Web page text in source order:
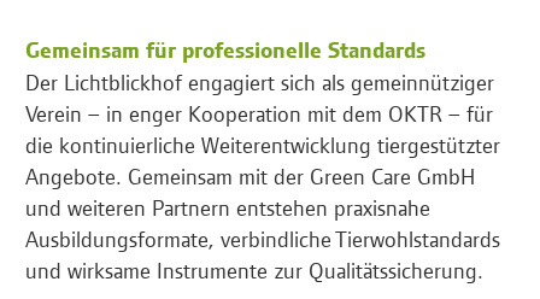
Gemeinsam für professionelle Standards
Der Lichtblickhof engagiert sich als gemeinnütziger
Verein – in enger Kooperation mit dem OKTR – für
die kontinuierliche Weiterentwicklung tiergestützter
Angebote. Gemeinsam mit der Green Care GmbH
und weiteren Partnern entstehen praxisnahe
Ausbildungsformate, verbindliche Tierwohlstandards
und wirksame Instrumente zur Qualitätssicherung.